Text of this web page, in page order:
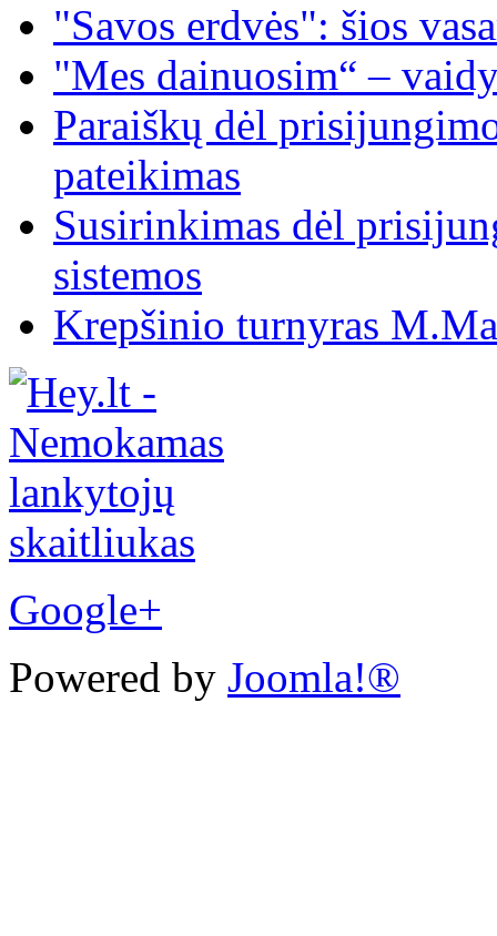
"Savos erdvės": šios
"Mes dainuosim“ –
Paraiškų dėl
pateikimas
Susirinkimas dėl
sistemos
Krepšinio turnyras
Google+
Powered by Joomla!®